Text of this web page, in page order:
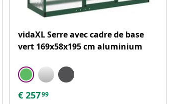
vidaXL Serre avec cadre de base
vert 169x58x195 cm aluminium
€ 25799